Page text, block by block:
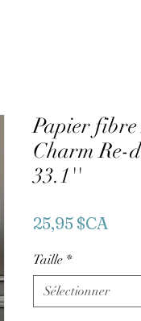
Papier
Charm Re-
33.1''
25,95 $CA
Taille *
Sélectionner